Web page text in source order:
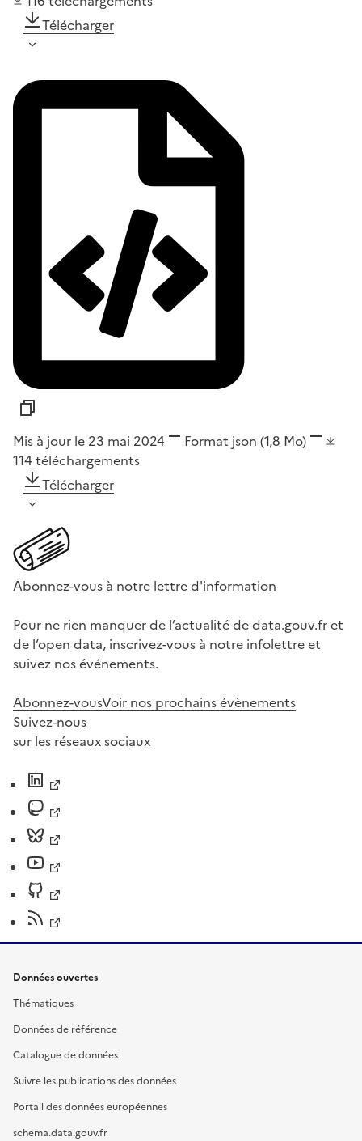
Télécharger
Mis à jour le 23 mai 2024 Format json (1,8 Mo)
114 téléchargements
Télécharger
Abonnez-vous à notre lettre d'information
Pour ne rien manquer de l’actualité de data.gouv.fr et
de l’open data, inscrivez-vous à notre infolettre et
suivez nos événements.
Abonnez-vousVoir nos prochains évènements
Suivez-nous
sur les réseaux sociaux
Données ouvertes
Thématiques
Données de référence
Catalogue de données
Suivre les publications des données
Portail des données européennes
schema.data.gouv.fr